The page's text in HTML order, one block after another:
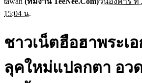
15:04 น.
ชาวเน็ตฮือฮาพระเ
ลุคใหม่แปลกตา อว